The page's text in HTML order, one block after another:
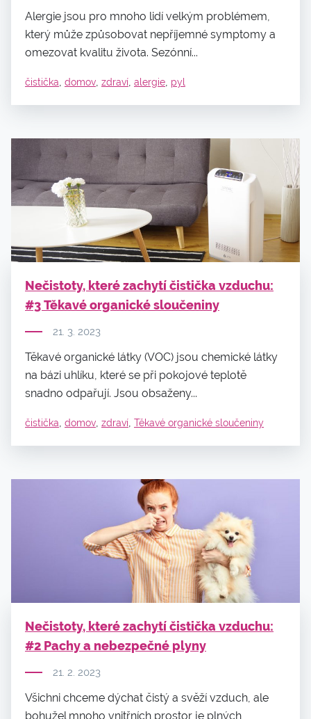
Alergie jsou pro mnoho lidí velkým problémem,
který může způsobovat nepříjemné symptomy a
omezovat kvalitu života. Sezónní...
čistička domov zdraví alergie pyl
Nečistoty, které zachytí čistička vzduchu:
#3 Těkavé organické sloučeniny
21. 3. 2023
Těkavé organické látky (VOC) jsou chemické látky
na bázi uhlíku, které se při pokojové teplotě
snadno odpařují. Jsou obsaženy...
čistička domov zdraví Těkavé organické sloučeniny
Nečistoty, které zachytí čistička vzduchu:
#2 Pachy a nebezpečné plyny
21. 2. 2023
Všichni chceme dýchat čistý a svěží vzduch, ale
bohužel mnoho vnitřních prostor je plných